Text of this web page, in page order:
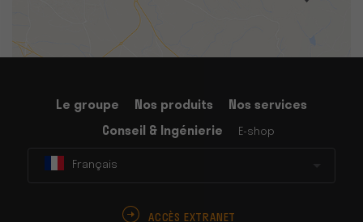
Le groupe Nos produits
Nos services
Conseil & Ingénierie
E-shop
Français
ACCÈS EXTRANET